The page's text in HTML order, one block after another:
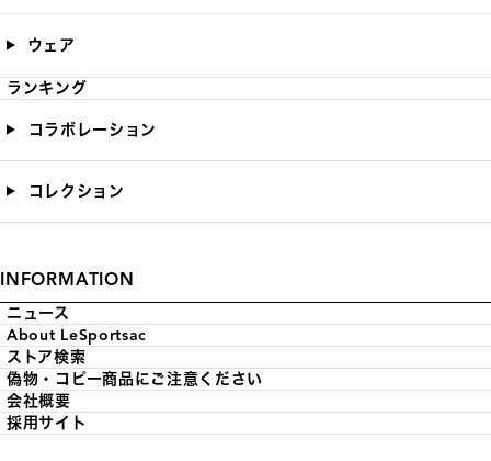
ウェア
ランキング
コラボレーション
コレクション
INFORMATION
ニュース
About LeSportsac
ストア検索
偽物・コピー商品にご注意ください
会社概要
採用サイト